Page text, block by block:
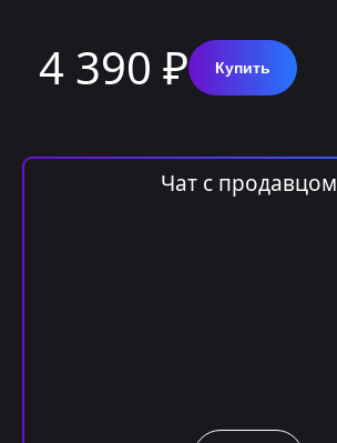
4 390 ₽ Купить
Чат с продавцом